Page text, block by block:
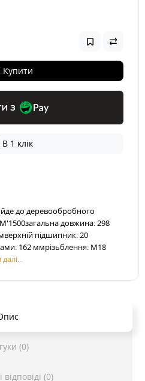
Купити
з
В 1 клік
до деревообробного
довжина: 298
підшипник: 20
162 ммрізьблення: М18
(0)
(0)